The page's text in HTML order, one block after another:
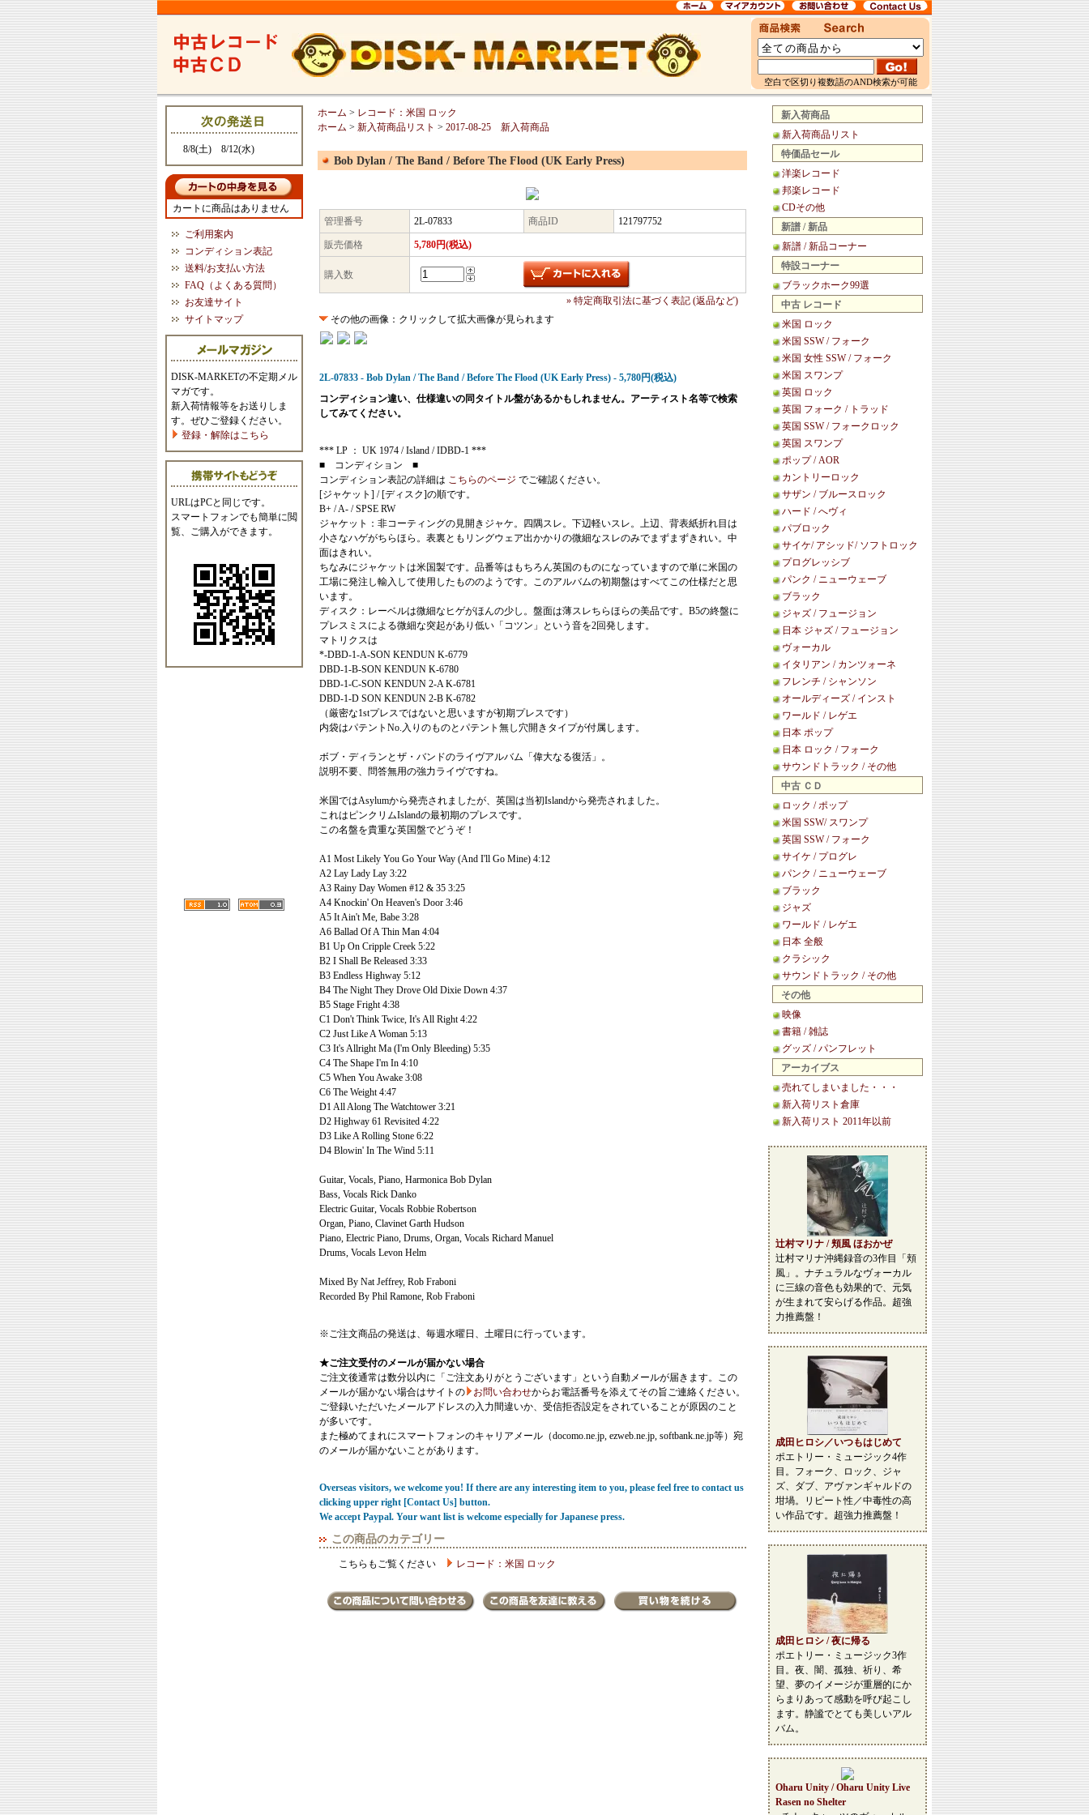
空白で区切り複数語のAND検索が可能
8/8(土) 8/12(水)
カートに商品はありません
ご利用案内
コンディション表記
送料/お支払い方法
FAQ（よくある質問）
お友達サイト
サイトマップ
DISK-MARKETの不定期メル
マガです。
新入荷情報等をお送りしま
す。ぜひご登録ください。
登録・解除はこちら
URLはPCと同じです。
スマートフォンでも簡単に閲
覧、ご購入ができます。
新入荷商品
新入荷商品リスト
特価品セール
洋楽レコード
邦楽レコード
CDその他
新譜 / 新品
新譜 / 新品コーナー
特設コーナー
ブラックホーク99選
中古 レコード
米国 ロック
米国 SSW / フォーク
米国 女性 SSW / フォーク
米国 スワンプ
英国 ロック
英国 フォーク / トラッド
英国 SSW / フォークロック
英国 スワンプ
ポップ / AOR
カントリーロック
サザン / ブルースロック
ハード / へヴィ
パブロック
サイケ/ アシッド/ ソフトロック
プログレッシブ
パンク / ニューウェーブ
ブラック
ジャズ / フュージョン
日本 ジャズ / フュージョン
ヴォーカル
イタリアン / カンツォーネ
フレンチ / シャンソン
オールディーズ / インスト
ワールド / レゲエ
日本 ポップ
日本 ロック / フォーク
サウンドトラック / その他
中古 ＣＤ
ロック / ポップ
米国 SSW/ スワンプ
英国 SSW / フォーク
サイケ / プログレ
パンク / ニューウェーブ
ブラック
ジャズ
ワールド / レゲエ
日本 全般
クラシック
サウンドトラック / その他
その他
映像
書籍 / 雑誌
グッズ / パンフレット
アーカイブス
売れてしまいました・・・
新入荷リスト倉庫
新入荷リスト 2011年以前
辻村マリナ / 頬風 ほおかぜ
辻村マリナ沖縄録音の3作目「頬
風」。ナチュラルなヴォーカル
に三線の音色も効果的で、元気
が生まれて安らげる作品。超強
力推薦盤！
成田ヒロシ／いつもはじめて
ポエトリー・ミュージック4作
目。フォーク、ロック、ジャ
ズ、ダブ、アヴァンギャルドの
坩堝。リピート性／中毒性の高
い作品です。超強力推薦盤！
成田ヒロシ / 夜に帰る
ポエトリー・ミュージック3作
目。夜、闇、孤独、祈り、希
望、夢のイメージが重層的にか
らまりあって感動を呼び起こし
ます。静謐でとても美しいアル
バム。
Oharu Unity / Oharu Unity Live
Rasen no Shelter
ホーム > レコード：米国 ロック
ホーム > 新入荷商品リスト > 2017-08-25 新入荷商品
Bob Dylan / The Band / Before The Flood (UK Early Press)
管理番号 2L-07833 商品ID 121797752
販売価格 5,780円(税込)
購入数
» 特定商取引法に基づく表記 (返品など)
その他の画像：クリックして拡大画像が見られます
2L-07833 - Bob Dylan / The Band / Before The Flood (UK Early Press) - 5,780円(税込)
コンディション違い、仕様違いの同タイトル盤があるかもしれません。アーティスト名等で検索
してみてください。
*** LP ： UK 1974 / Island / IDBD-1 ***
■ コンディション ■
コンディション表記の詳細は こちらのページ でご確認ください。
[ジャケット] / [ディスク]の順です。
B+ / A- / SPSE RW
ジャケット：非コーティングの見開きジャケ。四隅スレ。下辺軽いスレ。上辺、背表紙折れ目は
小さなハゲがちらほら。表裏ともリングウェア出かかりの微細なスレのみでまずまずきれい。中
面はきれい。
ちなみにジャケットは米国製です。品番等はもちろん英国のものになっていますので単に米国の
工場に発注し輸入して使用したもののようです。このアルバムの初期盤はすべてこの仕様だと思
います。
ディスク：レーベルは微細なヒゲがほんの少し。盤面は薄スレちらほらの美品です。B5の終盤に
プレスミスによる微細な突起があり低い「コツン」という音を2回発します。
マトリクスは
*-DBD-1-A-SON KENDUN K-6779
DBD-1-B-SON KENDUN K-6780
DBD-1-C-SON KENDUN 2-A K-6781
DBD-1-D SON KENDUN 2-B K-6782
（厳密な1stプレスではないと思いますが初期プレスです）
内袋はパテントNo.入りのものとパテント無し穴開きタイプが付属します。
ボブ・ディランとザ・バンドのライヴアルバム「偉大なる復活」。
説明不要、問答無用の強力ライヴですね。
米国ではAsylumから発売されましたが、英国は当初Islandから発売されました。
これはピンクリムIslandの最初期のプレスです。
この名盤を貴重な英国盤でどうぞ！
A1 Most Likely You Go Your Way (And I'll Go Mine) 4:12
A2 Lay Lady Lay 3:22
A3 Rainy Day Women #12 & 35 3:25
A4 Knockin' On Heaven's Door 3:46
A5 It Ain't Me, Babe 3:28
A6 Ballad Of A Thin Man 4:04
B1 Up On Cripple Creek 5:22
B2 I Shall Be Released 3:33
B3 Endless Highway 5:12
B4 The Night They Drove Old Dixie Down 4:37
B5 Stage Fright 4:38
C1 Don't Think Twice, It's All Right 4:22
C2 Just Like A Woman 5:13
C3 It's Allright Ma (I'm Only Bleeding) 5:35
C4 The Shape I'm In 4:10
C5 When You Awake 3:08
C6 The Weight 4:47
D1 All Along The Watchtower 3:21
D2 Highway 61 Revisited 4:22
D3 Like A Rolling Stone 6:22
D4 Blowin' In The Wind 5:11
Guitar, Vocals, Piano, Harmonica Bob Dylan
Bass, Vocals Rick Danko
Electric Guitar, Vocals Robbie Robertson
Organ, Piano, Clavinet Garth Hudson
Piano, Electric Piano, Drums, Organ, Vocals Richard Manuel
Drums, Vocals Levon Helm
Mixed By Nat Jeffrey, Rob Fraboni
Recorded By Phil Ramone, Rob Fraboni
※ご注文商品の発送は、毎週水曜日、土曜日に行っています。
★ご注文受付のメールが届かない場合
ご注文後通常は数分以内に「ご注文ありがとうございます」という自動メールが届きます。この
メールが届かない場合はサイトの
お問い合わせからお電話番号を添えてその旨ご連絡ください。
ご登録いただいたメールアドレスの入力間違いか、受信拒否設定をされていることが原因のこと
が多いです。
また極めてまれにスマートフォンのキャリアメール（docomo.ne.jp, ezweb.ne.jp, softbank.ne.jp等）宛
のメールが届かないことがあります。
Overseas visitors, we welcome you! If there are any interesting item to you, please feel free to contact us
clicking upper right [Contact Us] button.
We accept Paypal. Your want list is welcome especially for Japanese press.
この商品のカテゴリー
こちらもご覧ください レコード：米国 ロック